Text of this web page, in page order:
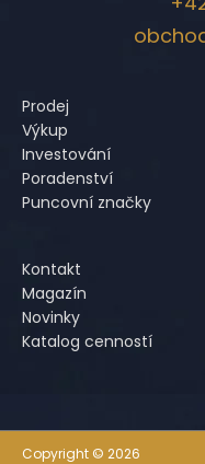
Prodej
Výkup
Investování
Poradenství
Puncovní značky
Kontakt
Magazín
Novinky
Katalog cenností
Copyright © 2026